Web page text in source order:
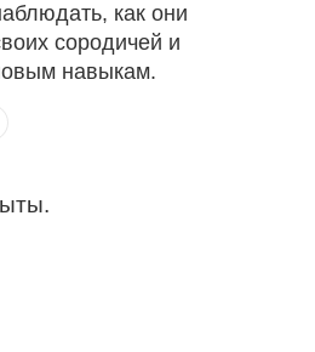
как они
сородичей и
навыкам.